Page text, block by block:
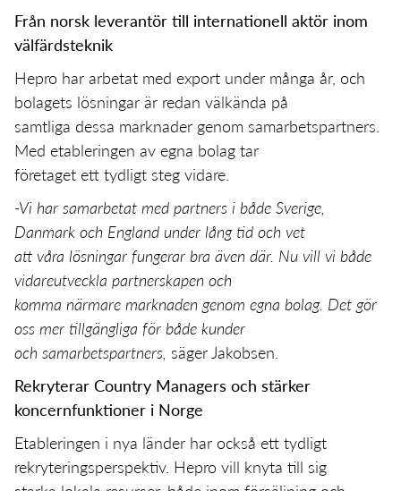
Från norsk leverantör till internationell aktör inom
välfärdsteknik
Hepro har arbetat med export under många år, och
bolagets lösningar är redan välkända på
samtliga dessa marknader genom samarbetspartners.
Med etableringen av egna bolag tar
företaget ett tydligt steg vidare.
-Vi har samarbetat med partners i både Sverige,
Danmark och England under lång tid och vet
att våra lösningar fungerar bra även där. Nu vill vi både
vidareutveckla partnerskapen och
komma närmare marknaden genom egna bolag. Det gör
oss mer tillgängliga för både kunder
och samarbetspartners, säger Jakobsen.
Rekryterar Country Managers och stärker
koncernfunktioner i Norge
Etableringen i nya länder har också ett tydligt
rekryteringsperspektiv. Hepro vill knyta till sig